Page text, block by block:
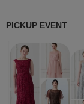
PICKUP EVENT